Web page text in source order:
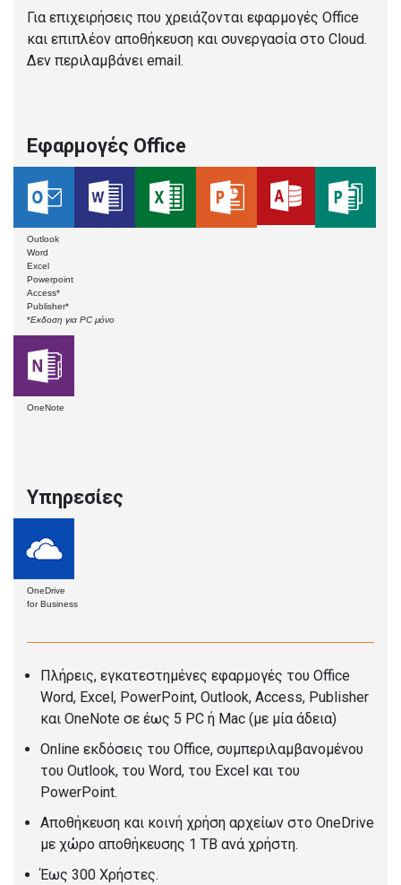
Για επιχειρήσεις που χρειάζονται εφαρμογές Office
και επιπλέον αποθήκευση και συνεργασία στο Cloud.
Δεν περιλαμβάνει email.
Εφαρμογές Office
Outlook
Word
Excel
Powerpoint
Access*
Publisher*
*Εκδοση για PC μόνο
OneNote
Υπηρεσίες
OneDrive
for Business
Πλήρεις, εγκατεστημένες εφαρμογές του Office
Word, Excel, PowerPoint, Outlook, Access, Publisher
και OneNote σε έως 5 PC ή Mac (με μία άδεια)
Online εκδόσεις του Office, συμπεριλαμβανομένου
του Outlook, του Word, του Excel και του
PowerPoint.
Αποθήκευση και κοινή χρήση αρχείων στο OneDrive
με χώρο αποθήκευσης 1 TB ανά χρήστη.
Έως 300 Χρήστες.